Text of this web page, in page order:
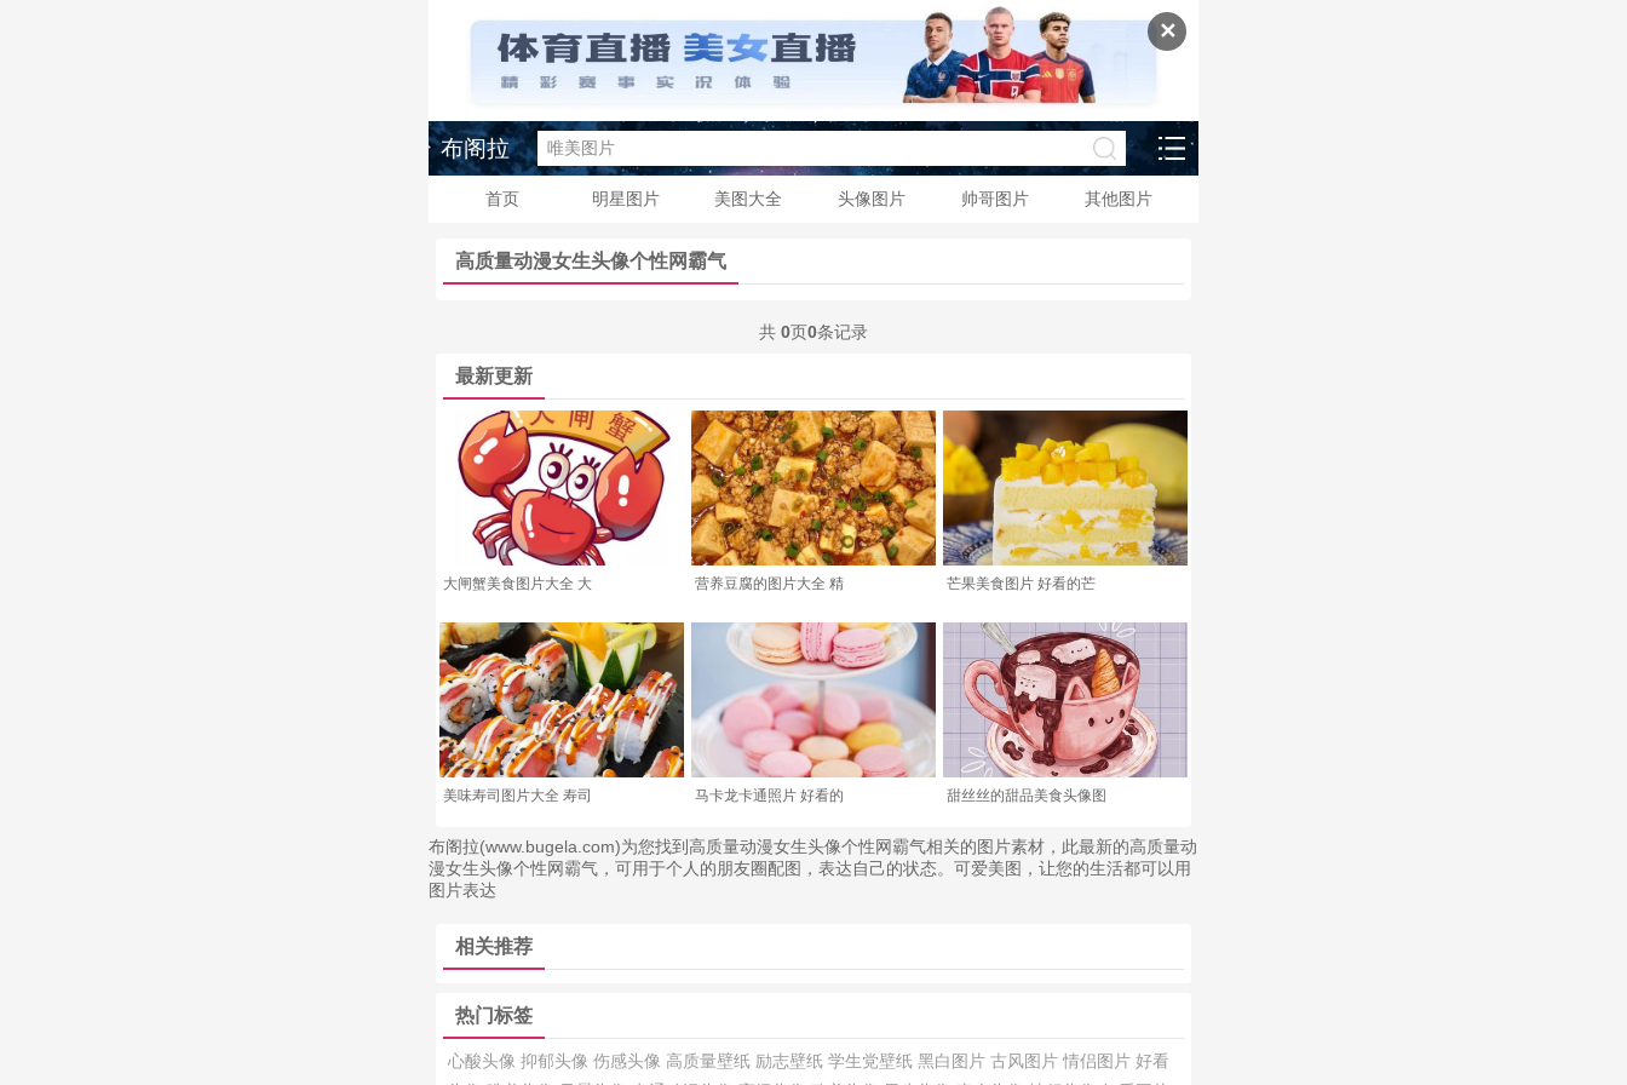
✕
布阁拉
首页 明星图片 美图大全 头像图片 帅哥图片 其他图片
高质量动漫女生头像个性网霸气
共 0页0条记录
最新更新
大闸蟹美食图片大全 大 营养豆腐的图片大全 精 芒果美食图片 好看的芒
美味寿司图片大全 寿司 马卡龙卡通照片 好看的 甜丝丝的甜品美食头像图
布阁拉(www.bugela.com)为您找到高质量动漫女生头像个性网霸气相关的图片素材，此最新的高质量动
漫女生头像个性网霸气，可用于个人的朋友圈配图，表达自己的状态。可爱美图，让您的生活都可以用
图片表达
相关推荐
热门标签
心酸头像 抑郁头像 伤感头像 高质量壁纸 励志壁纸 学生党壁纸 黑白图片 古风图片 情侣图片 好看